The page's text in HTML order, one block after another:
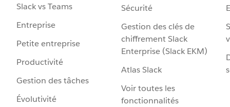
Slack vs Teams
Entreprise
Petite entreprise
Productivité
Gestion des tâches
Évolutivité
Sécurité
Gestion des clés de
chiffrement Slack
Enterprise (Slack EKM)
Atlas Slack
Voir toutes les
fonctionnalités